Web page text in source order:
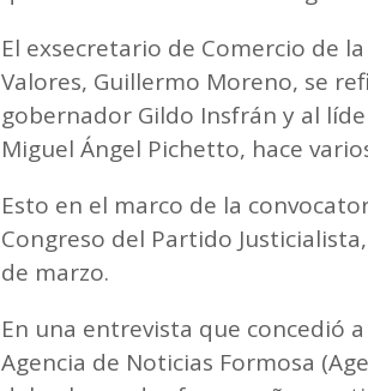
El exsecretario de Comercio de
Valores, Guillermo Moreno, se
gobernador Gildo Insfrán y al
Miguel Ángel Pichetto, hace
Esto en el marco de la
Congreso del Partido
de marzo.
En una entrevista que concedió
Agencia de Noticias Formosa